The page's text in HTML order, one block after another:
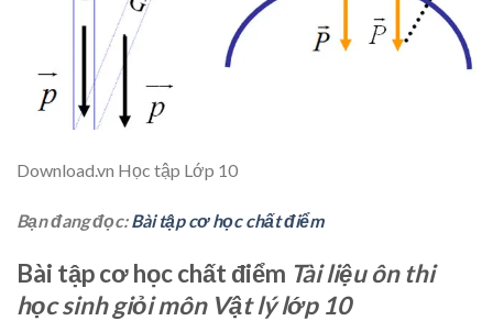
Download.vn Học tập Lớp 10
Bạn đang đọc:Bài tập cơ học chất điểm
Bài tập cơ học chất điểm Tài liệu ôn thi
học sinh giỏi môn Vật lý lớp 10